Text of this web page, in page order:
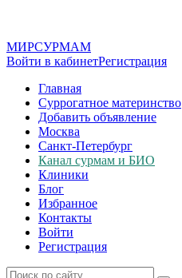
МИРСУРМАМ
Войти в кабинетРегистрация
Главная
Суррогатное материнство
Добавить объявление
Москва
Санкт-Петербург
Канал сурмам и БИО
Клиники
Блог
Избранное
Контакты
Войти
Регистрация